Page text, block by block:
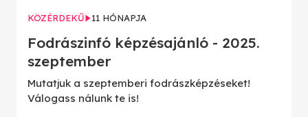
KÖZÉRDEKŰ 11 HÓNAPJA
Fodrászinfó képzésajánló - 2025.
szeptember
Mutatjuk a szeptemberi fodrászképzéseket!
Válogass nálunk te is!